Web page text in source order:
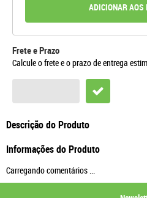
ADICIONAR AOS
Frete e Prazo
Calcule o frete e o prazo de entrega
Descrição do Produto
Informações do Produto
Carregando comentários ...